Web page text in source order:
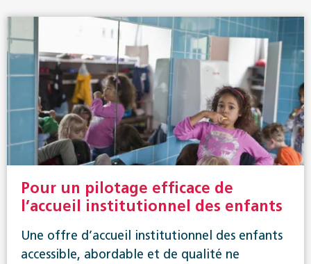
Pour un pilotage efficace de
l’accueil institutionnel des enfants
Une offre d’accueil institutionnel des enfants
accessible, abordable et de qualité ne